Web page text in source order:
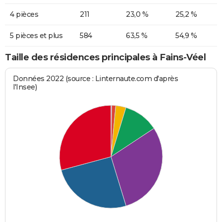
4 pièces 211 23,0 % 25,2 %
5 pièces et plus 584 63,5 % 54,9 %
Taille des résidences principales à Fains-Véel
Données 2022 (source : Linternaute.com d'après
l'Insee)